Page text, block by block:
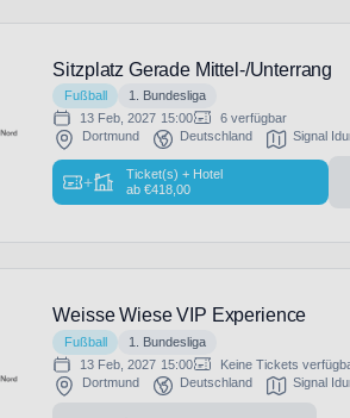
Sitzplatz Gerade Mittel-/Unterrang
Fußball
1. Bundesliga
13 Feb, 2027 15:00
6 verfügbar
Dortmund
Deutschland Signal
+
Ticket(s) + Hotel
ab€418,00
Weisse Wiese VIP Experience
Fußball
1. Bundesliga
13 Feb, 2027 15:00
Keine Tickets
Dortmund
Deutschland Signal